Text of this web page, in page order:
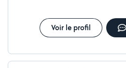
Voir le profil